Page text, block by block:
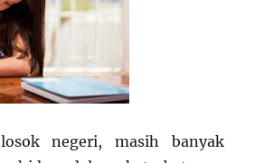
negeri, masih banyak